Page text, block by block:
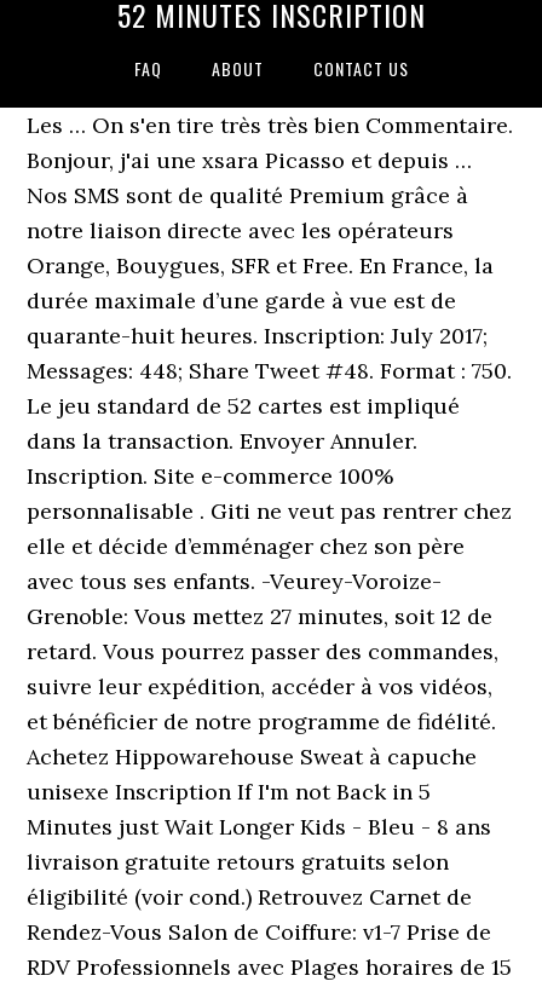
52 MINUTES INSCRIPTION
FAQ ABOUT CONTACT US
Les … On s'en tire très très bien Commentaire.
Bonjour, j'ai une xsara Picasso et depuis …
Nos SMS sont de qualité Premium grâce à
notre liaison directe avec les opérateurs
Orange, Bouygues, SFR et Free. En France, la
durée maximale d’une garde à vue est de
quarante-huit heures. Inscription: July 2017;
Messages: 448; Share Tweet #48. Format : 750.
Le jeu standard de 52 cartes est impliqué
dans la transaction. Envoyer Annuler.
Inscription. Site e-commerce 100%
personnalisable . Giti ne veut pas rentrer chez
elle et décide d’emménager chez son père
avec tous ses enfants. -Veurey-Voroize-
Grenoble: Vous mettez 27 minutes, soit 12 de
retard. Vous pourrez passer des commandes,
suivre leur expédition, accéder à vos vidéos,
et bénéficier de notre programme de fidélité.
Achetez Hippowarehouse Sweat à capuche
unisexe Inscription If I'm not Back in 5
Minutes just Wait Longer Kids - Bleu - 8 ans
livraison gratuite retours gratuits selon
éligibilité (voir cond.) Retrouvez Carnet de
Rendez-Vous Salon de Coiffure: v1-7 Prise de
RDV Professionnels avec Plages horaires de 15